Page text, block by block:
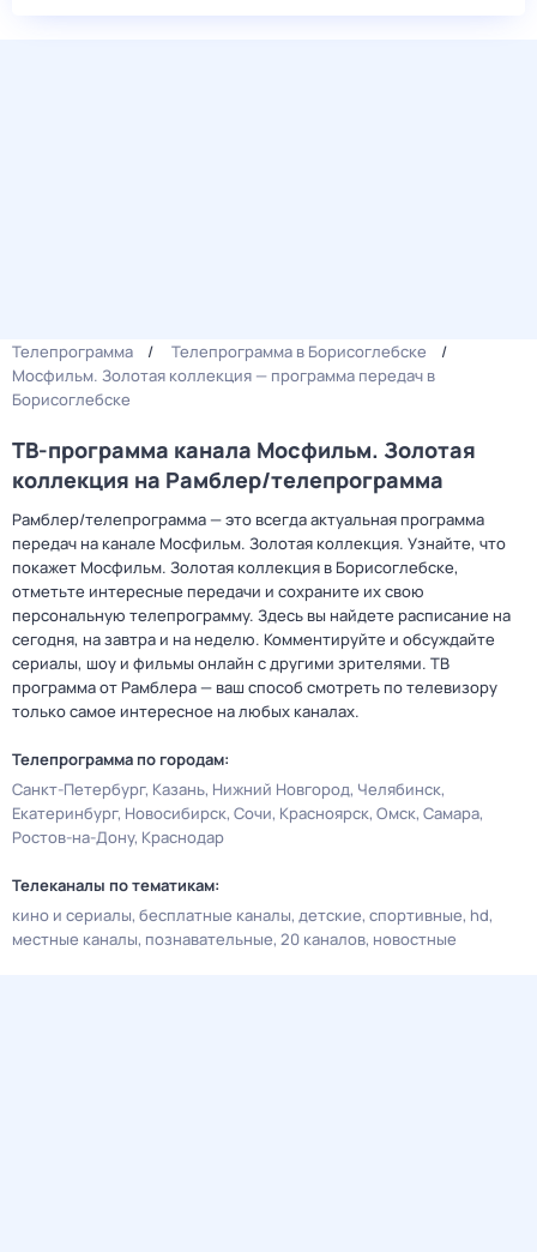
Телепрограмма
Телепрограмма в Борисоглебске
Мосфильм. Золотая коллекция — программа передач в
Борисоглебске
ТВ-программа канала Мосфильм. Золотая
коллекция на Рамблер/телепрограмма
Рамблер/телепрограмма — это всегда актуальная программа
передач на канале Мосфильм. Золотая коллекция. Узнайте, что
покажет Мосфильм. Золотая коллекция в Борисоглебске,
отметьте интересные передачи и сохраните их свою
персональную телепрограмму. Здесь вы найдете расписание на
сегодня, на завтра и на неделю. Комментируйте и обсуждайте
сериалы, шоу и фильмы онлайн с другими зрителями. ТВ
программа от Рамблера — ваш способ смотреть по телевизору
только самое интересное на любых каналах.
Телепрограмма по городам:
Санкт-Петербург Казань Нижний Новгород Челябинск
Екатеринбург Новосибирск Сочи Красноярск Омск Самара
Ростов-на-Дону Краснодар
Телеканалы по тематикам:
кино и сериалы бесплатные каналы детские спортивные hd
местные каналы познавательные 20 каналов новостные